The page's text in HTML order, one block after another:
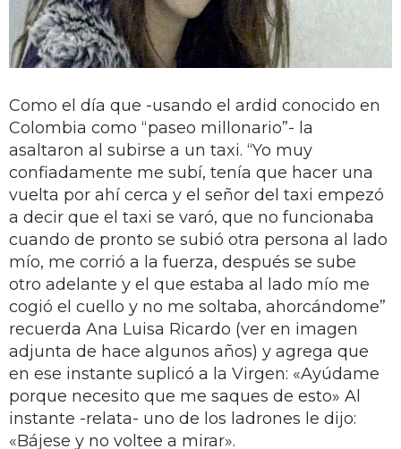
Como el día que -usando el ardid conocido en
Colombia como “paseo millonario”- la
asaltaron al subirse a un taxi. “Yo muy
confiadamente me subí, tenía que hacer una
vuelta por ahí cerca y el señor del taxi empezó
a decir que el taxi se varó, que no funcionaba
cuando de pronto se subió otra persona al lado
mío, me corrió a la fuerza, después se sube
otro adelante y el que estaba al lado mío me
cogió el cuello y no me soltaba, ahorcándome”
recuerda Ana Luisa Ricardo (ver en imagen
adjunta de hace algunos años) y agrega que
en ese instante suplicó a la Virgen: «Ayúdame
porque necesito que me saques de esto» Al
instante -relata- uno de los ladrones le dijo:
«Bájese y no voltee a mirar».